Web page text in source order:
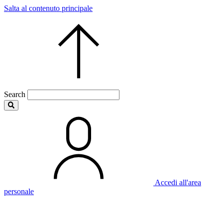
Salta al contenuto principale
Search
Accedi all'area
personale